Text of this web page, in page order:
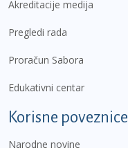
Akreditacije medija
Pregledi rada
Proračun Sabora
Edukativni centar
Korisne poveznice
Narodne novine